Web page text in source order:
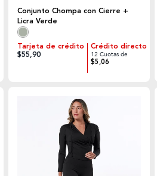
Conjunto Chompa con Cierre +
Licra Verde
Tarjeta de crédito
$55,90
Crédito directo
12 Cuotas de
$5,06